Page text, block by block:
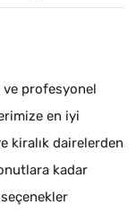
profesyonel
en iyi
kiralık dairelerden
kadar